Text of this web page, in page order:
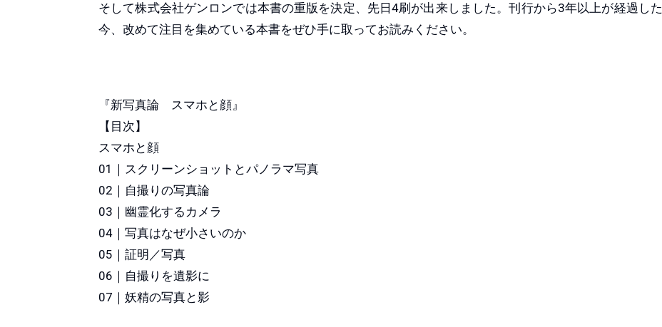
そして株式会社ゲンロンでは本書の重版を決定、先日4刷が出来しました。刊行から3年以上が経過した
今、改めて注目を集めている本書をぜひ手に取ってお読みください。
『新写真論 スマホと顔』
【目次】
スマホと顔
01｜スクリーンショットとパノラマ写真
02｜自撮りの写真論
03｜幽霊化するカメラ
04｜写真はなぜ小さいのか
05｜証明／写真
06｜自撮りを遺影に
07｜妖精の写真と影